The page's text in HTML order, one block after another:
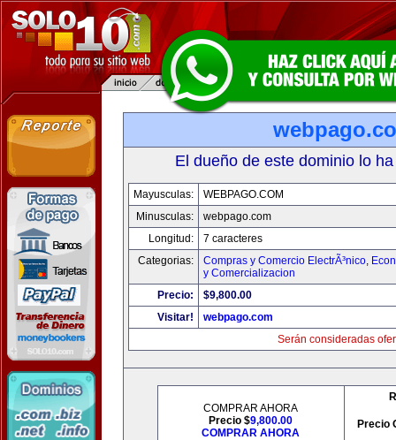
El dueño de este dominio lo
Mayusculas:
WEBPAGO.COM
Minusculas:
webpago.com
Longitud:
7 caracteres
Categorias:
Compras y Comercio ElectrÃ³nico,
y Comercializacion
Precio:
$9,800.00
Visitar!
webpago.com
Serán consideradas
COMPRAR AHORA
Precio $9,800.00
COMPRAR AHORA
Precio